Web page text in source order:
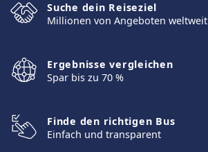
Suche dein Reiseziel
Millionen von Angeboten weltweit
Ergebnisse vergleichen
Spar bis zu 70 %
Finde den richtigen Bus
Einfach und transparent